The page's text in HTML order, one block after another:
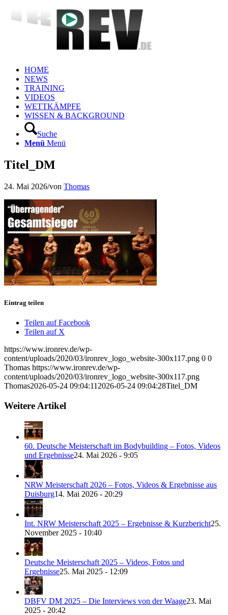
HOME
NEWS
TRAINING
VIDEOS
WETTKÄMPFE
WISSEN & BACKGROUND
Suche
Menü Menü
Titel_DM
24. Mai 2026/von Thomas
Eintrag teilen
Teilen auf Facebook
Teilen auf X
https://www.ironrev.de/wp-
content/uploads/2020/03/ironrev_logo_website-300x117.png 0 0
Thomas https://www.ironrev.de/wp-
content/uploads/2020/03/ironrev_logo_website-300x117.png
Thomas2026-05-24 09:04:11 2026-05-24 09:04:28Titel_DM
Weitere Artikel
60. Deutsche Meisterschaft im Bodybuilding – Fotos, Videos
und Ergebnisse24. Mai 2026 - 9:05
NRW Meisterschaft 2026 – Fotos, Videos & Ergebnisse aus
Duisburg14. Mai 2026 - 20:29
Int. NRW Meisterschaft 2025 – Ergebnisse & Kurzbericht25.
November 2025 - 10:40
Deutsche Meisterschaft 2025 – Videos, Fotos und
Ergebnisse25. Mai 2025 - 12:09
DBFV DM 2025 – Die Interviews von der Waage23. Mai
2025 - 20:42